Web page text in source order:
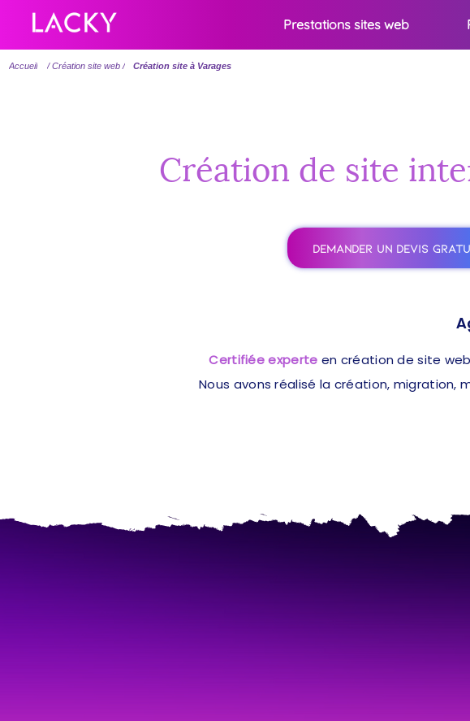
Prestations sites web
Accueil / Création site web / Création site à Varages
Création de site
DEMANDER UN DEVIS
Certifiée experte en création de site
Nous avons réalisé la création,